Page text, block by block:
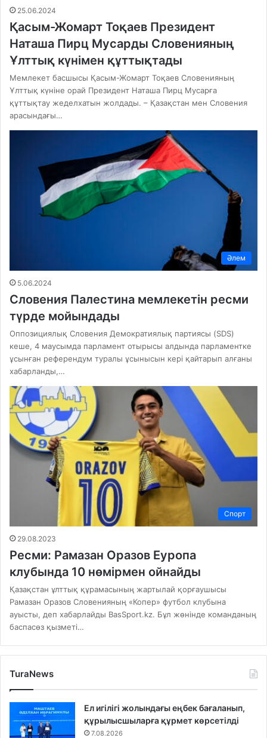
25.06.2024
Қасым-Жомарт Тоқаев Президент
Наташа Пирц Мусарды Словенияның
Ұлттық күнімен құттықтады
Мемлекет басшысы Қасым-Жомарт Тоқаев Словенияның
Ұлттық күніне орай Президент Наташа Пирц Мусарға
құттықтау жеделхатын жолдады. – Қазақстан мен Словения
арасындағы…
Әлем
5.06.2024
Словения Палестина мемлекетін ресми
түрде мойындады
Оппозициялық Словения Демократиялық партиясы (SDS)
кеше, 4 маусымда парламент отырысы алдында парламентке
ұсынған референдум туралы ұсынысын кері қайтарып алғаны
хабарланды,…
Спорт
29.08.2023
Ресми: Рамазан Оразов Еуропа
клубында 10 нөмірмен ойнайды
Қазақстан ұлттық құрамасының жартылай қорғаушысы
Рамазан Оразов Словенияның «Копер» футбол клубына
ауысты, деп хабарлайды BasSport.kz. Бұл жөнінде команданың
баспасөз қызметі…
TuraNews
Ел игілігі жолындағы еңбек бағаланып,
құрылысшыларға құрмет көрсетілді
7.08.2026